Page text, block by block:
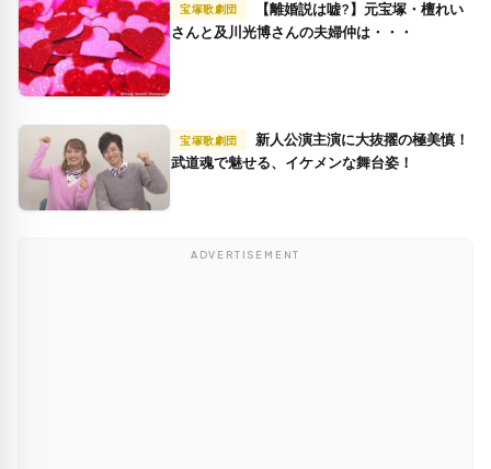
宝塚歌劇団
さんと及川光博さんの夫婦仲は・・・
宝塚歌劇団
武道魂で魅せる、イケメンな舞台姿！
ADVERTISEMENT